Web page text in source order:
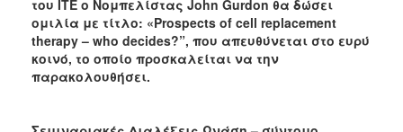
του ΙΤΕ ο Νομπελίστας John Gurdon θα δώσει
ομιλία με τίτλο: «Prospects of cell replacement
therapy– who decides?”, που απευθύνεται στο ευρύ
κοινό, το οποίο προσκαλείται να την
παρακολουθήσει.